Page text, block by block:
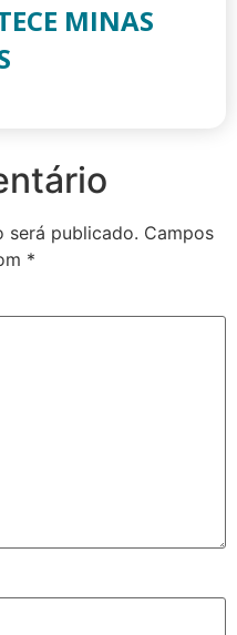
MINAS
será publicado. Campos
*